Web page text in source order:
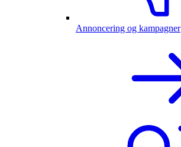
Annoncering og kampagner